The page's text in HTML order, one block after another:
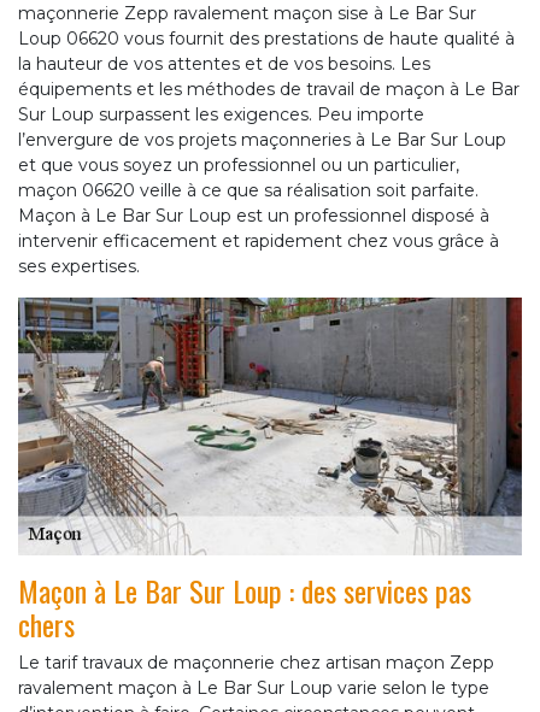
maçonnerie Zepp ravalement maçon sise à Le Bar Sur
Loup 06620 vous fournit des prestations de haute qualité à
la hauteur de vos attentes et de vos besoins. Les
équipements et les méthodes de travail de maçon à Le Bar
Sur Loup surpassent les exigences. Peu importe
l’envergure de vos projets maçonneries à Le Bar Sur Loup
et que vous soyez un professionnel ou un particulier,
maçon 06620 veille à ce que sa réalisation soit parfaite.
Maçon à Le Bar Sur Loup est un professionnel disposé à
intervenir efficacement et rapidement chez vous grâce à
ses expertises.
Maçon à Le Bar Sur Loup : des services pas
chers
Le tarif travaux de maçonnerie chez artisan maçon Zepp
ravalement maçon à Le Bar Sur Loup varie selon le type